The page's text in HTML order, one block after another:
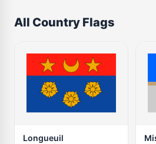
All Country Flags
Longueuil